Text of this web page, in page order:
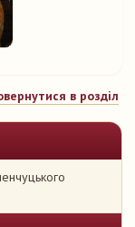
в розділ